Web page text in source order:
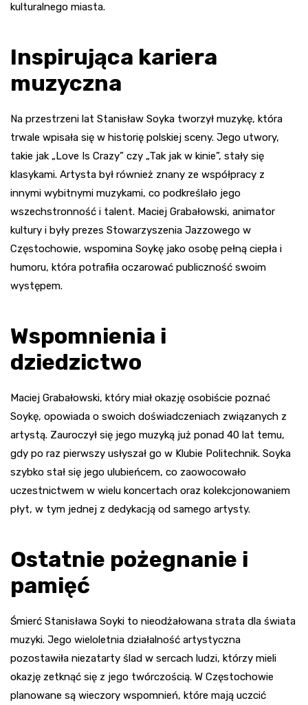
kulturalnego miasta.
Inspirująca kariera
muzyczna
Na przestrzeni lat Stanisław Soyka tworzył muzykę, która
trwale wpisała się w historię polskiej sceny. Jego utwory,
takie jak „Love Is Crazy” czy „Tak jak w kinie”, stały się
klasykami. Artysta był również znany ze współpracy z
innymi wybitnymi muzykami, co podkreślało jego
wszechstronność i talent. Maciej Grabałowski, animator
kultury i były prezes Stowarzyszenia Jazzowego w
Częstochowie, wspomina Soykę jako osobę pełną ciepła i
humoru, która potrafiła oczarować publiczność swoim
występem.
Wspomnienia i
dziedzictwo
Maciej Grabałowski, który miał okazję osobiście poznać
Soykę, opowiada o swoich doświadczeniach związanych z
artystą. Zauroczył się jego muzyką już ponad 40 lat temu,
gdy po raz pierwszy usłyszał go w Klubie Politechnik. Soyka
szybko stał się jego ulubieńcem, co zaowocowało
uczestnictwem w wielu koncertach oraz kolekcjonowaniem
płyt, w tym jednej z dedykacją od samego artysty.
Ostatnie pożegnanie i
pamięć
Śmierć Stanisława Soyki to nieodżałowana strata dla świata
muzyki. Jego wieloletnia działalność artystyczna
pozostawiła niezatarty ślad w sercach ludzi, którzy mieli
okazję zetknąć się z jego twórczością. W Częstochowie
planowane są wieczory wspomnień, które mają uczcić